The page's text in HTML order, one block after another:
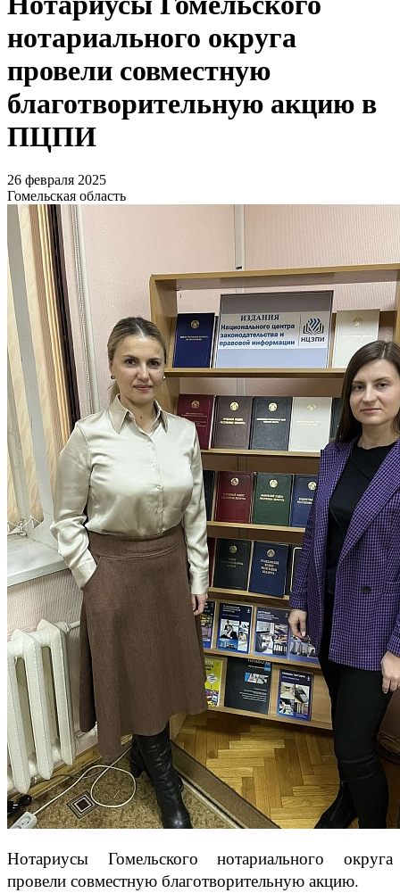
нотариального округа
провели совместную
благотворительную акцию в
ПЦПИ
26 февраля 2025
Гомельская область
Нотариусы Гомельского нотариального округа
провели совместную благотворительную акцию.